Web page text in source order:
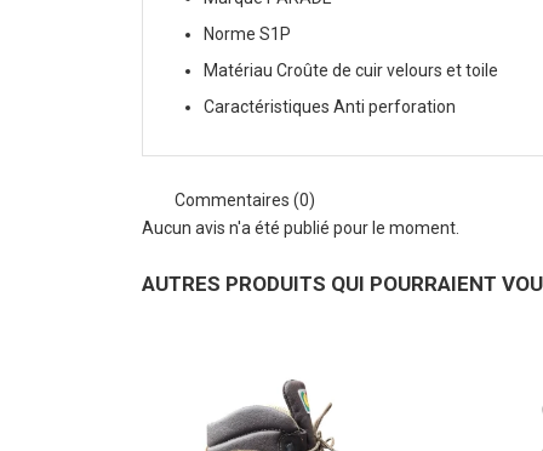
Norme S1P
Matériau Croûte de cuir velours et toile
Caractéristiques Anti perforation
Commentaires (0)
Aucun avis n'a été publié pour le moment.
AUTRES PRODUITS QUI POURRAIENT